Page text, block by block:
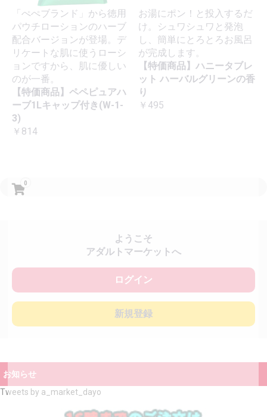
0
ようこそ
アダルトマーケットへ
ログイン
新規登録
お知らせ
Tweets by a_market_dayo
「ぺぺブランド」から徳用
パウチローションのハーブ
配合バージョンが登場。デ
リケートな肌に使うローシ
ョンですから、肌に優しい
のが一番。
【特価商品】ペペピュアハ
ーブ1Lキャップ付き(W-1-
3)
￥814
お湯にポン！と投入するだ
け。シュワシュワと発泡
し、簡単にとろとろお風呂
が完成します。
【特価商品】ハニータブレ
ット ハーバルグリーンの香
り
￥495